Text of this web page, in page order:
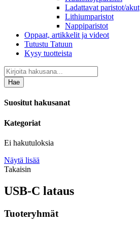
Ladattavat paristot/akut
Lithiumparistot
Nappiparistot
Oppaat, artikkelit ja videot
Tutustu Tatuun
Kysy tuotteista
Hae
Suositut hakusanat
Kategoriat
Ei hakutuloksia
Näytä lisää
Takaisin
USB-C lataus
Tuoteryhmät